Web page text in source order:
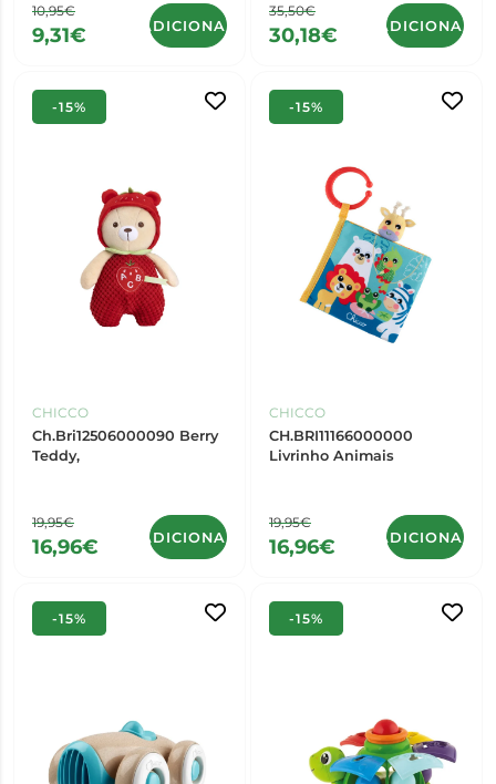
10,95€
9,31€ ADICIONAR
35,50€
30,18€ ADICIONAR
-15%
CHICCO
Ch.Bri12506000090 Berry
Teddy,
19,95€
16,96€ ADICIONAR
-15%
CHICCO
CH.BRI11166000000
Livrinho Animais
19,95€
16,96€ ADICIONAR
-15% -15%